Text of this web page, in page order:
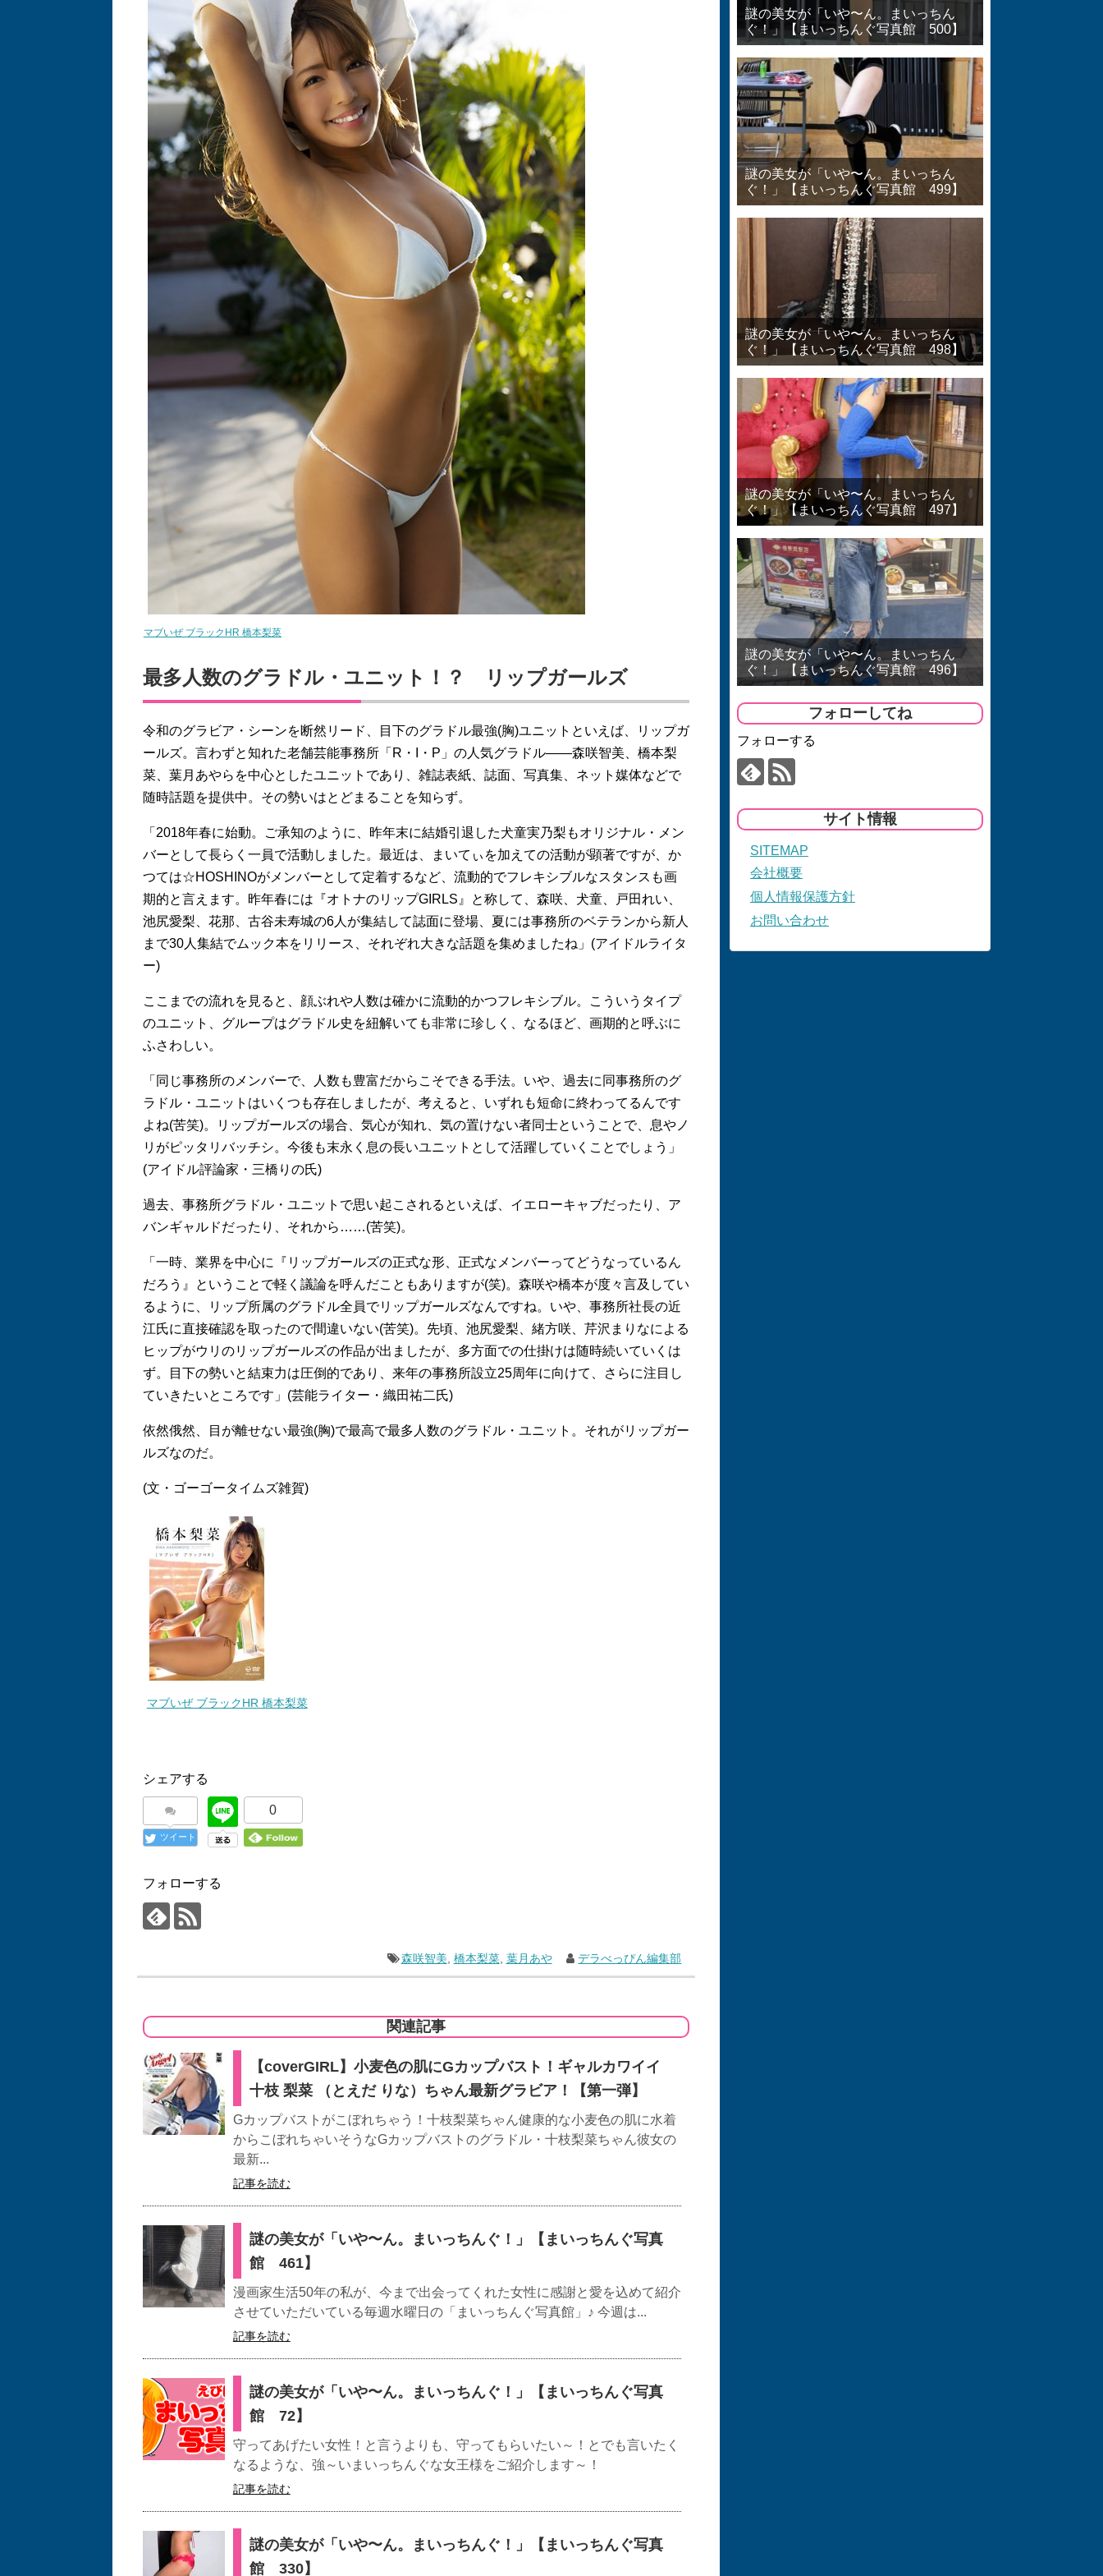
マブいぜ ブラックHR 橋本梨菜
最多人数のグラドル・ユニット！？ リップガールズ
令和のグラビア・シーンを断然リード、目下のグラドル最強(胸)ユニットといえば、リップガ
ールズ。言わずと知れた老舗芸能事務所「R・I・P」の人気グラドル――森咲智美、橋本梨
菜、葉月あやらを中心としたユニットであり、雑誌表紙、誌面、写真集、ネット媒体などで
随時話題を提供中。その勢いはとどまることを知らず。
「2018年春に始動。ご承知のように、昨年末に結婚引退した犬童実乃梨もオリジナル・メン
バーとして長らく一員で活動しました。最近は、まいてぃを加えての活動が顕著ですが、か
つては☆HOSHINOがメンバーとして定着するなど、流動的でフレキシブルなスタンスも画
期的と言えます。昨年春には『オトナのリップGIRLS』と称して、森咲、犬童、戸田れい、
池尻愛梨、花那、古谷未寿城の6人が集結して誌面に登場、夏には事務所のベテランから新人
まで30人集結でムック本をリリース、それぞれ大きな話題を集めましたね」(アイドルライタ
ー)
ここまでの流れを見ると、顔ぶれや人数は確かに流動的かつフレキシブル。こういうタイプ
のユニット、グループはグラドル史を紐解いても非常に珍しく、なるほど、画期的と呼ぶに
ふさわしい。
「同じ事務所のメンバーで、人数も豊富だからこそできる手法。いや、過去に同事務所のグ
ラドル・ユニットはいくつも存在しましたが、考えると、いずれも短命に終わってるんです
よね(苦笑)。リップガールズの場合、気心が知れ、気の置けない者同士ということで、息やノ
リがピッタリバッチシ。今後も末永く息の長いユニットとして活躍していくことでしょう」
(アイドル評論家・三橋りの氏)
過去、事務所グラドル・ユニットで思い起こされるといえば、イエローキャブだったり、ア
バンギャルドだったり、それから……(苦笑)。
「一時、業界を中心に『リップガールズの正式な形、正式なメンバーってどうなっているん
だろう』ということで軽く議論を呼んだこともありますが(笑)。森咲や橋本が度々言及してい
るように、リップ所属のグラドル全員でリップガールズなんですね。いや、事務所社長の近
江氏に直接確認を取ったので間違いない(苦笑)。先頃、池尻愛梨、緒方咲、芹沢まりなによる
ヒップがウリのリップガールズの作品が出ましたが、多方面での仕掛けは随時続いていくは
ず。目下の勢いと結束力は圧倒的であり、来年の事務所設立25周年に向けて、さらに注目し
ていきたいところです」(芸能ライター・織田祐二氏)
依然俄然、目が離せない最強(胸)で最高で最多人数のグラドル・ユニット。それがリップガー
ルズなのだ。
(文・ゴーゴータイムズ雑賀)
マブいぜ ブラックHR 橋本梨菜
シェアする
ツイート
0
フォローする
森咲智美, 橋本梨菜, 葉月あや デラべっぴん編集部
関連記事
【coverGIRL】小麦色の肌にGカップバスト！ギャルカワイイ
十枝 梨菜 （とえだ りな）ちゃん最新グラビア！【第一弾】
Gカップバストがこぼれちゃう！十枝梨菜ちゃん健康的な小麦色の肌に水着
からこぼれちゃいそうなGカップバストのグラドル・十枝梨菜ちゃん彼女の
最新...
記事を読む
謎の美女が「いや〜ん。まいっちんぐ！」【まいっちんぐ写真
館 461】
漫画家生活50年の私が、今まで出会ってくれた女性に感謝と愛を込めて紹介
させていただいている毎週水曜日の「まいっちんぐ写真館」♪ 今週は...
記事を読む
謎の美女が「いや〜ん。まいっちんぐ！」【まいっちんぐ写真
館 72】
守ってあげたい女性！と言うよりも、守ってもらいたい～！とでも言いたく
なるような、強～いまいっちんぐな女王様をご紹介します～！
記事を読む
謎の美女が「いや〜ん。まいっちんぐ！」【まいっちんぐ写真
館 330】
謎の美女が「いや〜ん。まいっちん
ぐ！」【まいっちんぐ写真館 500】
謎の美女が「いや〜ん。まいっちん
ぐ！」【まいっちんぐ写真館 499】
謎の美女が「いや〜ん。まいっちん
ぐ！」【まいっちんぐ写真館 498】
謎の美女が「いや〜ん。まいっちん
ぐ！」【まいっちんぐ写真館 497】
謎の美女が「いや〜ん。まいっちん
ぐ！」【まいっちんぐ写真館 496】
フォローしてね
フォローする
サイト情報
SITEMAP
会社概要
個人情報保護方針
お問い合わせ